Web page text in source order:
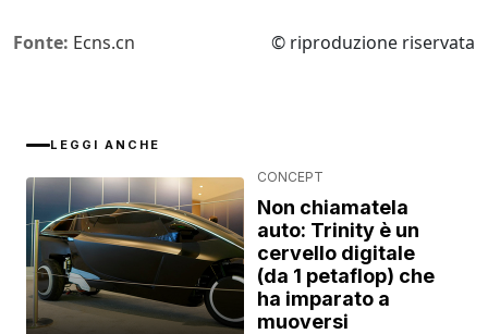
Fonte: Ecns.cn © riproduzione riservata
LEGGI ANCHE
CONCEPT
Non chiamatela
auto: Trinity è un
cervello digitale
(da 1 petaflop) che
ha imparato a
muoversi